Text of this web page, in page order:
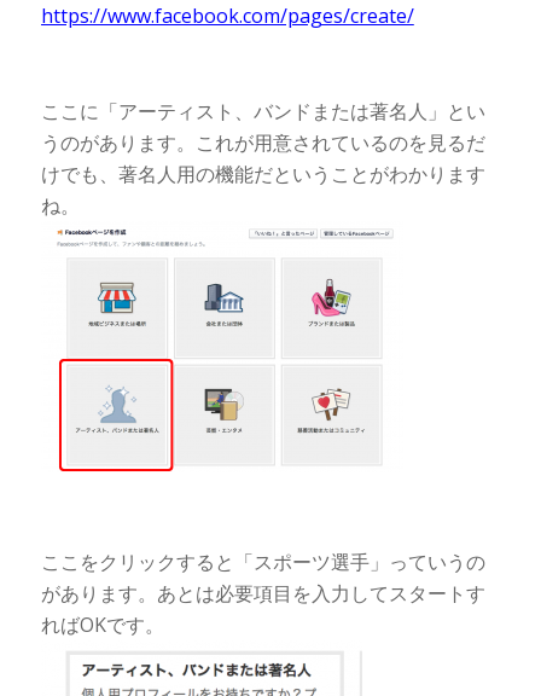
https://www.facebook.com/pages/create/
ここに「アーティスト、バンドまたは著名人」とい
うのがあります。これが用意されているのを見るだ
けでも、著名人用の機能だということがわかります
ね。
ここをクリックすると「スポーツ選手」っていうの
があります。あとは必要項目を入力してスタートす
ればOKです。